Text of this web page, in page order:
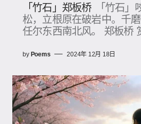
「竹石」郑板桥
「竹石」
松，立根原在破岩中。千磨
任尔东西南北风。 郑板桥
by Poems 2024年 12月 18日